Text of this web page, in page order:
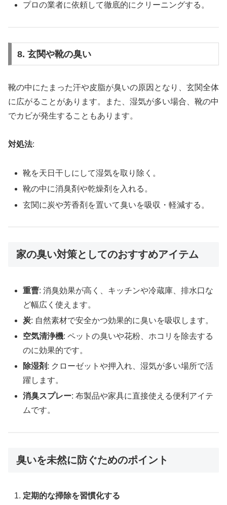
プロの業者に依頼して徹底的にクリーニングする。
8. 玄関や靴の臭い
靴の中にたまった汗や皮脂が臭いの原因となり、玄関全体
に広がることがあります。また、湿気が多い場合、靴の中
でカビが発生することもあります。
対処法:
靴を天日干しにして湿気を取り除く。
靴の中に消臭剤や乾燥剤を入れる。
玄関に炭や芳香剤を置いて臭いを吸収・軽減する。
家の臭い対策としてのおすすめアイテム
重曹: 消臭効果が高く、キッチンや冷蔵庫、排水口な
ど幅広く使えます。
炭: 自然素材で安全かつ効果的に臭いを吸収します。
空気清浄機: ペットの臭いや花粉、ホコリを除去する
のに効果的です。
除湿剤 : クローゼットや押入れ、湿気が多い場所で活
躍します。
消臭スプレー: 布製品や家具に直接使える便利アイテ
ムです。
臭いを未然に防ぐためのポイント
定期的な掃除を習慣化する